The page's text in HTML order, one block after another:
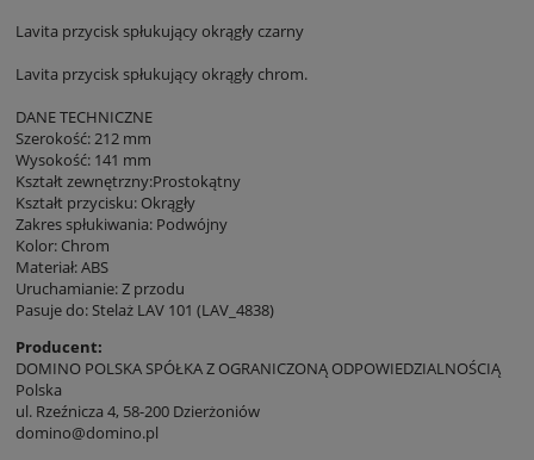
Lavita przycisk spłukujący okrągły czarny
Lavita przycisk spłukujący okrągły chrom.
DANE TECHNICZNE
Szerokość: 212 mm
Wysokość: 141 mm
Kształt zewnętrzny:Prostokątny
Kształt przycisku: Okrągły
Zakres spłukiwania: Podwójny
Kolor: Chrom
Materiał: ABS
Uruchamianie: Z przodu
Pasuje do: Stelaż LAV 101 (LAV_4838)
Producent:
DOMINO POLSKA SPÓŁKA Z OGRANICZONĄ ODPOWIEDZIALNOŚCIĄ
Polska
ul. Rzeźnicza 4, 58-200 Dzierżoniów
domino@domino.pl